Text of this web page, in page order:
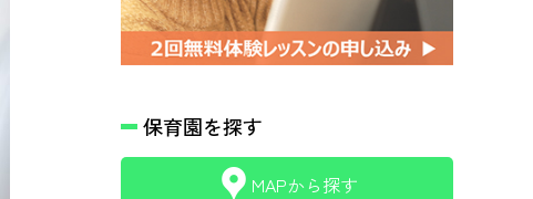
保育園を探す
MAPから探す